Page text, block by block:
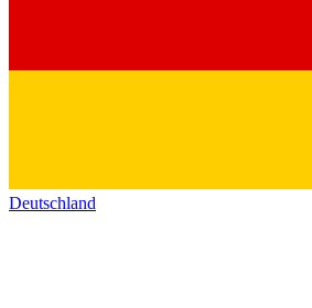
Deutschland